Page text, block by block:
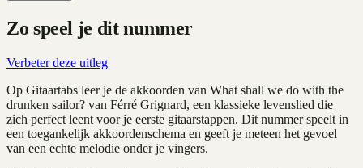
Zo speel je dit nummer
Verbeter deze uitleg
Op Gitaartabs leer je de akkoorden van What shall we do with the
drunken sailor? van Férré Grignard, een klassieke levenslied die
zich perfect leent voor je eerste gitaarstappen. Dit nummer speelt in
een toegankelijk akkoordenschema en geeft je meteen het gevoel
van een echte melodie onder je vingers.